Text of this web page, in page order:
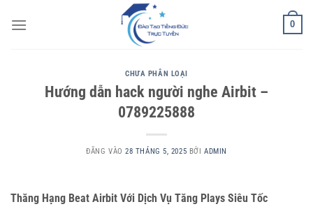
qua
0
CHƯA PHÂN LOẠI
Hướng dẫn hack người nghe Airbit –
0789225888
ĐĂNG VÀO28 THÁNG 5, 2025 BỞI ADMIN
Thăng Hạng Beat Airbit Với Dịch Vụ Tăng Plays Siêu Tốc